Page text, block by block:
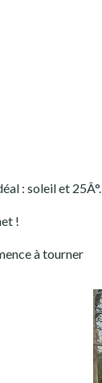
: soleil et 25Â°.
!
à tourner